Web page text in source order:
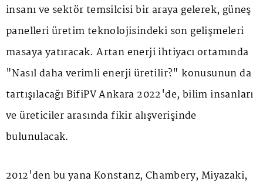
insanı ve sektör temsilcisi bir araya gelerek, güneş
panelleri üretim teknolojisindeki son gelişmeleri
masaya yatıracak. Artan enerji ihtiyacı ortamında
"Nasıl daha verimli enerji üretilir?" konusunun da
tartışılacağı BifiPV Ankara 2022'de, bilim insanları
ve üreticiler arasında fikir alışverişinde
bulunulacak.
2012'den bu yana Konstanz, Chambery, Miyazaki,